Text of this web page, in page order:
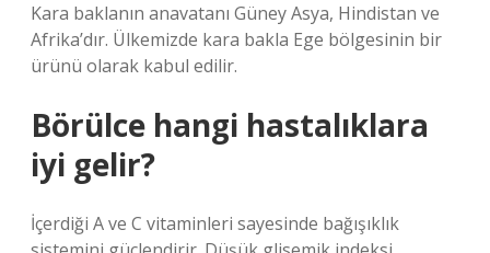
Kara baklanın anavatanı Güney Asya, Hindistan ve
Afrika’dır. Ülkemizde kara bakla Ege bölgesinin bir
ürünü olarak kabul edilir.
Börülce hangi hastalıklara
iyi gelir?
İçerdiği A ve C vitaminleri sayesinde bağışıklık